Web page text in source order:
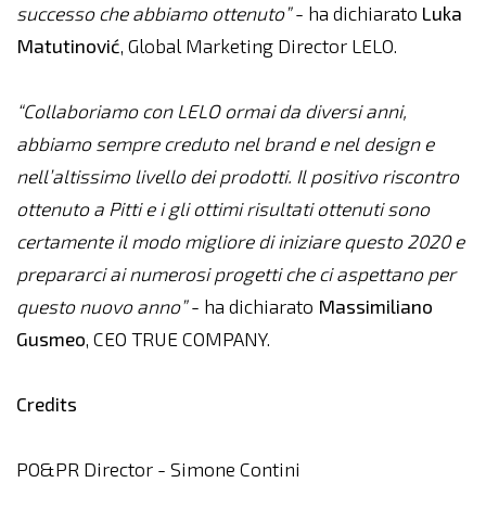
successo che abbiamo ottenuto”- ha dichiarato Luka
Matutinović, Global Marketing Director LELO.
“Collaboriamo con LELO ormai da diversi anni,
abbiamo sempre creduto nel brand e nel design e
nell’altissimo livello dei prodotti. Il positivo riscontro
ottenuto a Pitti e i gli ottimi risultati ottenuti sono
certamente il modo migliore di iniziare questo 2020 e
prepararci ai numerosi progetti che ci aspettano per
questo nuovo anno”- ha dichiarato Massimiliano
Gusmeo, CEO TRUE COMPANY.
Credits
PO&PR Director - Simone Contini